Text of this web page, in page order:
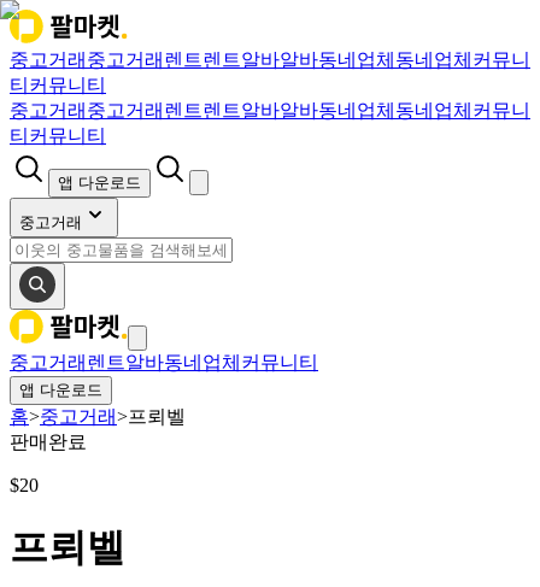
중고거래 중고거래 렌트렌트알바알바동네업체 동네업체 커뮤니
티 커뮤니티
중고거래 중고거래 렌트렌트알바알바동네업체 동네업체 커뮤니
티 커뮤니티
앱 다운로드
중고거래
중고거래 렌트알바동네업체 커뮤니티
앱 다운로드
홈>중고거래>프뢰벨
판매완료
$20
프뢰벨